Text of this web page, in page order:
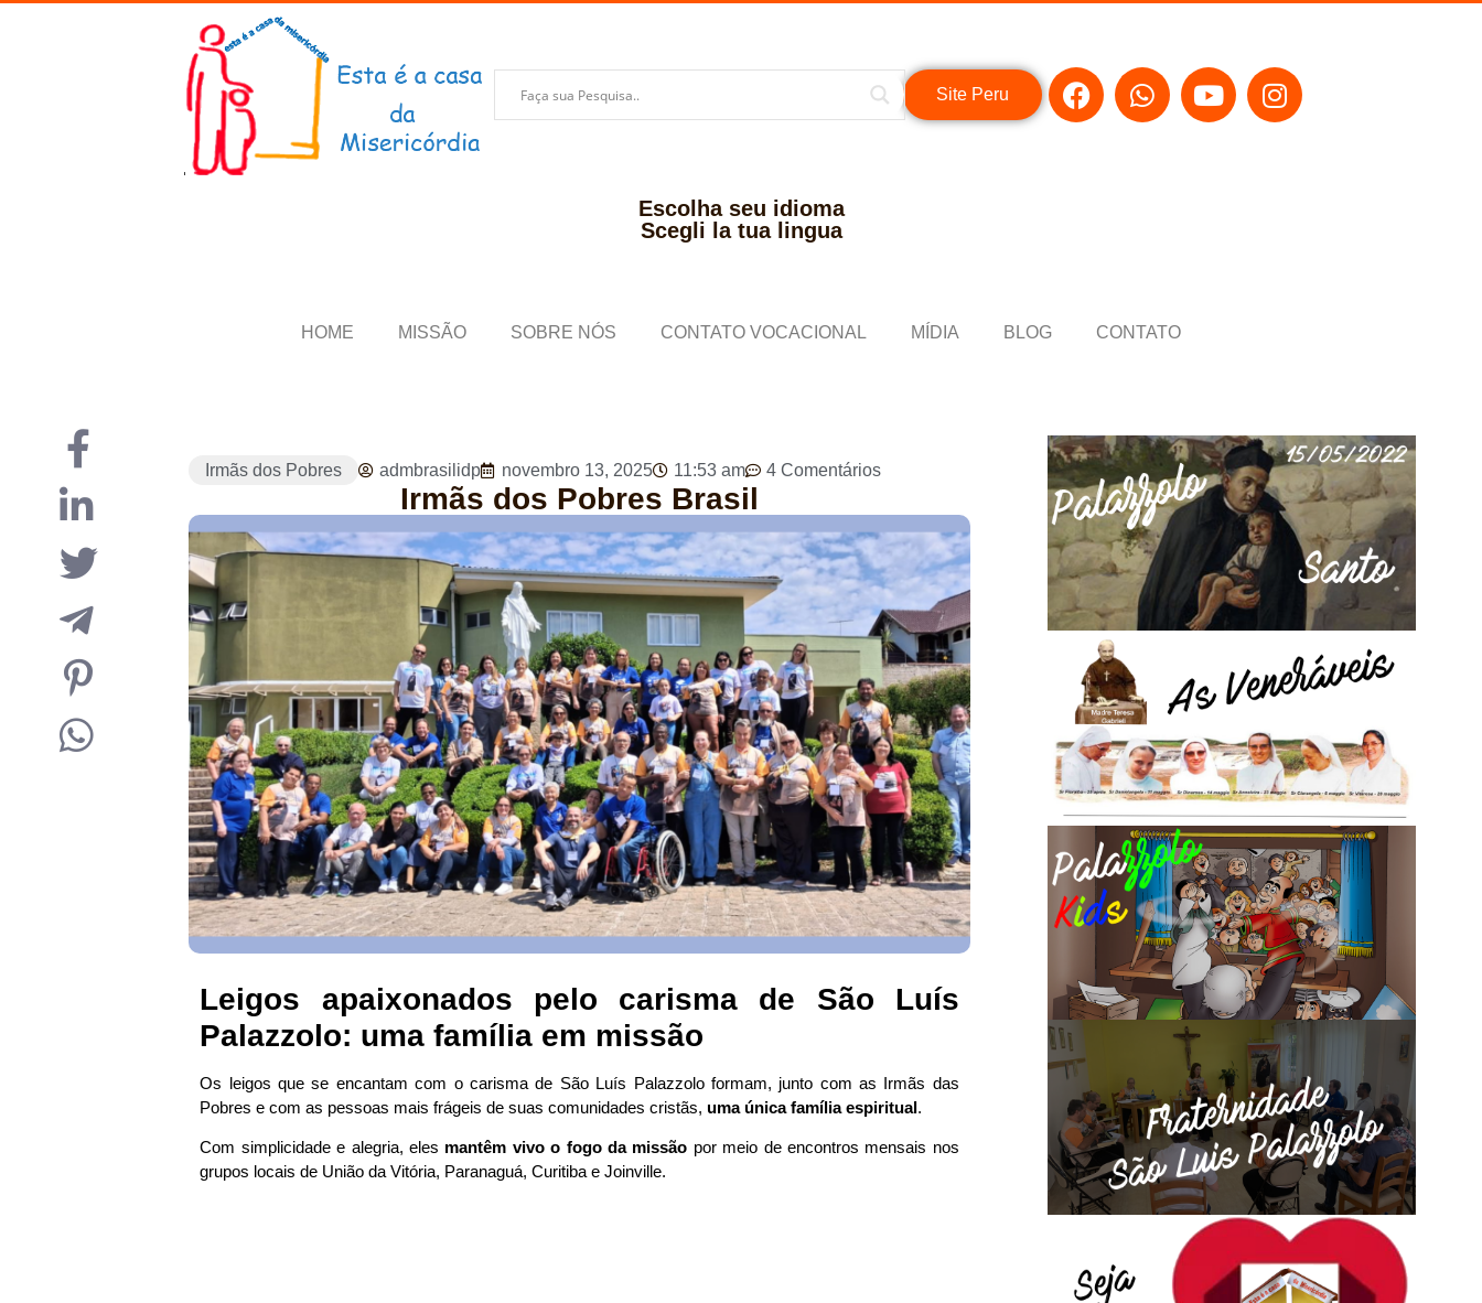
Site Peru
Escolha seu idioma
Scegli la tua lingua
HOME MISSÃO SOBRE NÓS CONTATO VOCACIONAL MÍDIA BLOG CONTATO
Irmãs dos Pobres admbrasilidp novembro 13, 2025 11:53 am 4 Comentários
Irmãs dos Pobres Brasil
Leigos apaixonados pelo carisma de São Luís
Palazzolo: uma família em missão
Os leigos que se encantam com o carisma de São Luís Palazzolo formam, junto com as Irmãs das
Pobres e com as pessoas mais frágeis de suas comunidades cristãs, uma única família espiritual.
Com simplicidade e alegria, eles mantêm vivo o fogo da missão por meio de encontros mensais nos
grupos locais de União da Vitória, Paranaguá, Curitiba e Joinville.